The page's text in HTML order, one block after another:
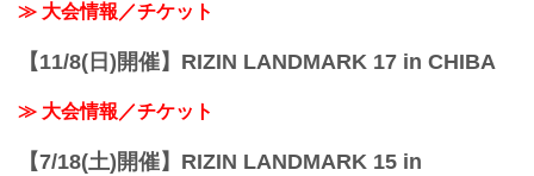
≫ 大会情報／チケット
【11/8(日)開催】RIZIN LANDMARK 17 in CHIBA
≫ 大会情報／チケット
【7/18(土)開催】RIZIN LANDMARK 15 in